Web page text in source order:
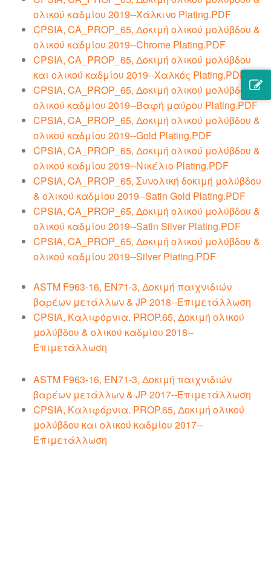
ολικού καδμίου 2019--Χάλκινο Plating.PDF
CPSIA, CA_PROP_65, Δοκιμή ολικού μολύβδου &
ολικού καδμίου 2019--Chrome Plating.PDF
CPSIA, CA_PROP_65, Δοκιμή ολικού μολύβδου
και ολικού καδμίου 2019--Χαλκός Plating.PDF
CPSIA, CA_PROP_65, Δοκιμή ολικού μολύβδου &
ολικού καδμίου 2019--Βαφή μαύρου Plating.PDF
CPSIA, CA_PROP_65, Δοκιμή ολικού μολύβδου &
ολικού καδμίου 2019--Gold Plating.PDF
CPSIA, CA_PROP_65, Δοκιμή ολικού μολύβδου &
ολικού καδμίου 2019--Νικέλιο Plating.PDF
CPSIA, CA_PROP_65, Συνολική δοκιμή μολύβδου
& ολικού καδμίου 2019--Satin Gold Plating.PDF
CPSIA, CA_PROP_65, Δοκιμή ολικού μολύβδου &
ολικού καδμίου 2019--Satin Silver Plating.PDF
CPSIA, CA_PROP_65, Δοκιμή ολικού μολύβδου &
ολικού καδμίου 2019--Silver Plating.PDF
ASTM F963-16, EN71-3, Δοκιμή παιχνιδιών
βαρέων μετάλλων & JP 2018--Επιμετάλλωση
CPSIA, Καλιφόρνια. PROP.65, Δοκιμή ολικού
μολύβδου & ολικού καδμίου 2018--
Επιμετάλλωση
ASTM F963-16, EN71-3, Δοκιμή παιχνιδιών
βαρέων μετάλλων & JP 2017--Επιμετάλλωση
CPSIA, Καλιφόρνια. PROP.65, Δοκιμή ολικού
μολύβδου και ολικού καδμίου 2017--
Επιμετάλλωση